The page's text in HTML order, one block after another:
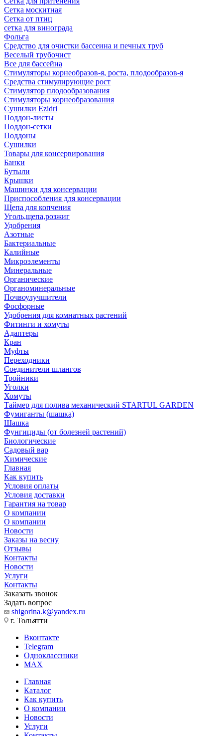
Сетка москитная
Сетка от птиц
сетка для винограда
Фольга
Средство для очистки бассеина и печных труб
Веселый трубочист
Все для бассейна
Стимуляторы корнеобразов-я, роста, плодообразов-я
Средства стимулирующие рост
Стимулятор плодообразования
Стимуляторы корнеобразования
Сушилки Ezidri
Поддон-листы
Поддон-сетки
Поддоны
Сушилки
Товары для консервирования
Банки
Бутыли
Крышки
Машинки для консервации
Приспособления для консервации
Щепа для копчения
Уголь,щепа,розжиг
Удобрения
Азотные
Бактериальные
Калийные
Микроэлементы
Минеральные
Органические
Органоминеральные
Почвоулучшители
Фосфорные
Удобрения для комнатных растений
Фитинги и хомуты
Адаптеры
Кран
Муфты
Переходники
Соединители шлангов
Тройники
Уголки
Хомуты
Таймер для полива механический STARTUL GARDEN
Фумиганты (шашка)
Шашка
Фунгициды (от болезней растений)
Биологические
Садовый вар
Химические
Главная
Как купить
Условия оплаты
Условия доставки
Гарантия на товар
О компании
О компании
Новости
Заказы на весну
Отзывы
Контакты
Новости
Услуги
Контакты
Заказать звонок
Задать вопрос
shigorina.k@yandex.ru
г. Тольятти
Вконтакте
Telegram
Одноклассники
MAX
Главная
Каталог
Как купить
О компании
Новости
Услуги